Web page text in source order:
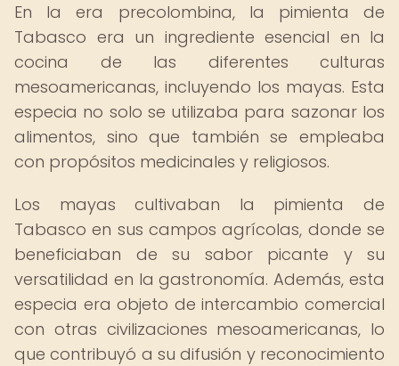
En la era precolombina, la pimienta de
Tabasco era un ingrediente esencial en la
cocina de las diferentes culturas
mesoamericanas, incluyendo los mayas. Esta
especia no solo se utilizaba para sazonar los
alimentos, sino que también se empleaba
con propósitos medicinales y religiosos.
Los mayas cultivaban la pimienta de
Tabasco en sus campos agrícolas, donde se
beneficiaban de su sabor picante y su
versatilidad en la gastronomía. Además, esta
especia era objeto de intercambio comercial
con otras civilizaciones mesoamericanas, lo
que contribuyó a su difusión y reconocimiento